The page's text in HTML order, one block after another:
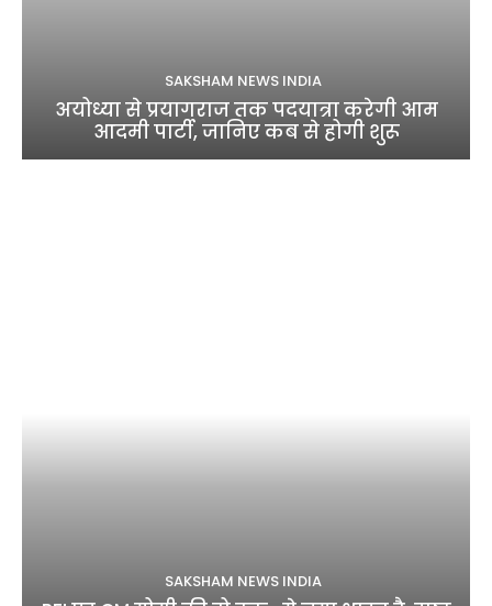
SAKSHAM NEWS INDIA
अयोध्या से प्रयागराज तक पदयात्रा करेगी आम
आदमी पार्टी, जानिए कब से होगी शुरू
SAKSHAM NEWS INDIA